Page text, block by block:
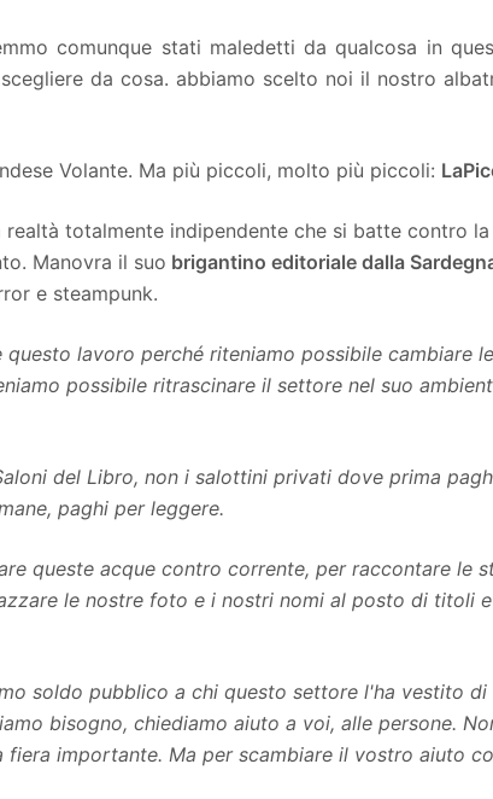
comunque stati maledetti da qualcosa in
da cosa. abbiamo scelto noi il nostro
Volante. Ma più piccoli, molto più piccoli:
realtà totalmente indipendente che si batte contro
Manovra il suo brigantino editoriale dalla
e steampunk.
lavoro perché riteniamo possibile cambiare
possibile ritrascinare il settore nel suo
del Libro, non i salottini privati dove prima
paghi per leggere.
queste acque contro corrente, per raccontare le
le nostre foto e i nostri nomi al posto di titoli
soldo pubblico a chi questo settore l'ha vestito di
bisogno, chiediamo aiuto a voi, alle persone.
fiera importante. Ma per scambiare il vostro aiuto